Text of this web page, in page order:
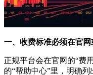
一、收费标准必须在官
正规平台会在官网的“费
的“帮助中心”里，明确